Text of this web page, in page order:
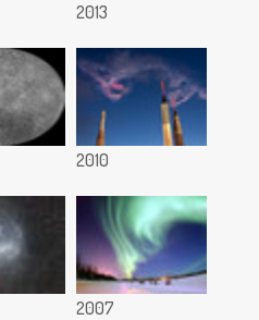
2013
2010
2007